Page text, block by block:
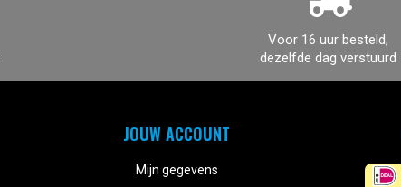
Voor 16 uur besteld,
dezelfde dag verstuurd
JOUW ACCOUNT
Mijn gegevens